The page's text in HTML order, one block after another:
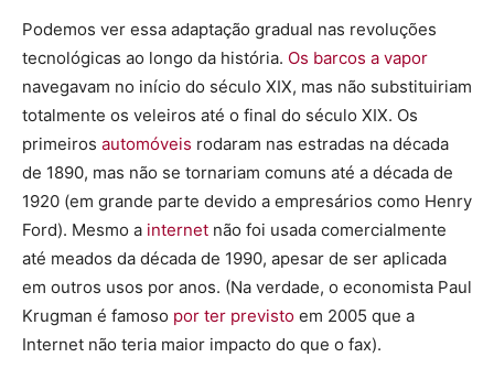
Podemos ver essa adaptação gradual nas revoluções
tecnológicas ao longo da história. Os barcos a vapor
navegavam no início do século XIX, mas não substituiriam
totalmente os veleiros até o final do século XIX. Os
primeiros automóveis rodaram nas estradas na década
de 1890, mas não se tornariam comuns até a década de
1920 (em grande parte devido a empresários como Henry
Ford). Mesmo a internet não foi usada comercialmente
até meados da década de 1990, apesar de ser aplicada
em outros usos por anos. (Na verdade, o economista Paul
Krugman é famoso por ter previsto em 2005 que a
Internet não teria maior impacto do que o fax).